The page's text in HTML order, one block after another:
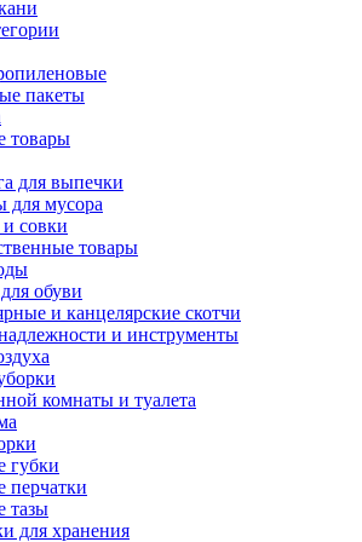
пакеты
товары
для выпечки
для мусора
совки
товары
обуви
и канцелярские скотчи
и инструменты
комнаты и туалета
губки
перчатки
тазы
для хранения